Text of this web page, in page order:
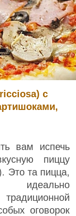
с
вам испечь
пиццу
Это та пицца,
идеально
оговорок